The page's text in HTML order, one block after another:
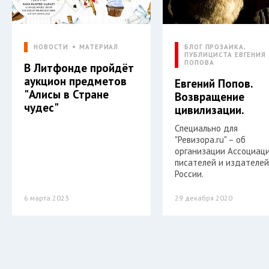
НОВОСТИ МАТЕРИАЛ
В Литфонде пройдёт
аукцион предметов
"Алисы в Стране
чудес"
6 марта 2023
БЛОГ ПРОЗАИКА,
ПУБЛИЦИСТА ЕВГЕНИЯ
ПОПОВА
Евгений Попов.
Возвращение
цивилизации.
Специально для
"Ревизора.ru" – об
организации
писателей и издателей
России.
29 декабря 2020